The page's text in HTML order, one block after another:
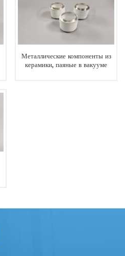
Металлические компоненты из
керамики, паяные в вакууме